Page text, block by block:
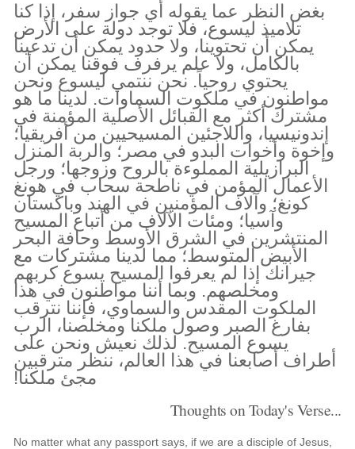
بغض النظر عما يقوله أي جواز سفر، إذا كنا
تلاميذ ليسوع، فلا توجد دولة على الأرض
يمكن أن تحتوينا، ولا حدود يمكن أن تدعينا
بالكامل، ولا علم يرفرف فوقنا يمكن أن
يحتوي روحياً. نحن ننتمي ليسوع ونحن
مواطنون في ملكوت السماوات. لدينا ما هو
مشترك أكثر مع القبائل الأصلية المؤمنة في
إندونيسيا، واللاجئين المسيحيين من أفريقيا؛
وإخوة وأخوات البدو في مصر؛ والربة المنزل
البرازيلية المملوءة بالروح وزوجها؛ ورجل
الأعمال المؤمن في ناطحة سحاب في هونغ
كونغ؛ وآلاف المؤمنين في الهند وباكستان
وآسيا؛ ومئات الآلاف من أتباع المسيح
المنتشرين في الشرق الأوسط وحافة البحر
الأبيض المتوسط؛ مما لدينا مشتركات مع
جيرانك إذا لم يعرفوا المسيح يسوع كربهم
ومخلصهم. وبما أننا مواطنون في هذا
الملكوت المقدس والسماوي، فإننا نترقب
بفارغ الصبر وصول ملكنا ومخلصنا، الرب
يسوع المسيح. لذلك نعيش ونحن على
أطراف أصابعنا في هذا العالم، ننظر مترقبين
مجئ ملكنا!
Thoughts on Today's Verse...
No matter what any passport says, if we are a disciple of Jesus,